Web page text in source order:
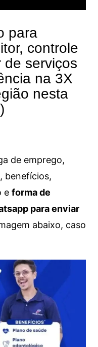
para
controle
de serviços
na 3X
nesta
de emprego,
benefícios,
e forma de
para enviar
abaixo, caso